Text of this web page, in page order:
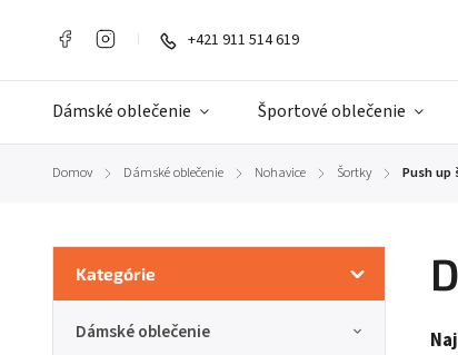
+421 911 514 619
Dámské oblečenie Športové oblečenie
Domov / Dámské oblečenie / Nohavice / Šortky / Push up
Kategórie
Dámské oblečenie